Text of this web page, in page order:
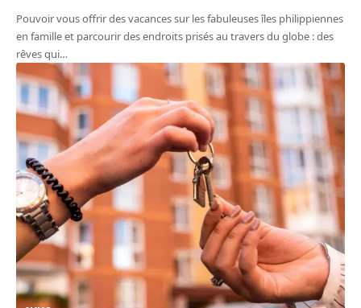
Pouvoir vous offrir des vacances sur les fabuleuses îles philippiennes
en famille et parcourir des endroits prisés au travers du globe : des
rêves qui…